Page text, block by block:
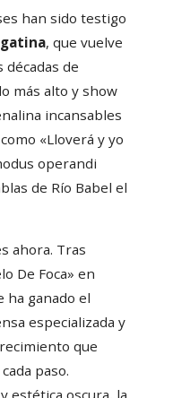
han sido testigo
, que vuelve
décadas de
más alto y show
incansables
«Lloverá y yo
operandi
de Río Babel el
ahora. Tras
De Foca» en
ha ganado el
especializada y
que
paso.